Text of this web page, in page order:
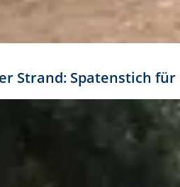
Strand: Spatenstich